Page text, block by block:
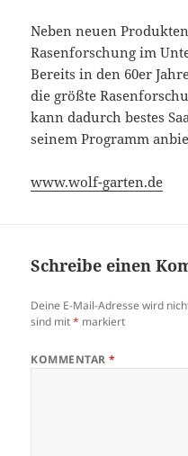
Neben neuen
Rasenforschung im
Bereits in den 60er
die größte
kann dadurch bestes
seinem Programm
www.wolf-garten.de
Schreibe einen
Deine E-Mail-Adresse wird
sind mit* markiert
KOMMENTAR*